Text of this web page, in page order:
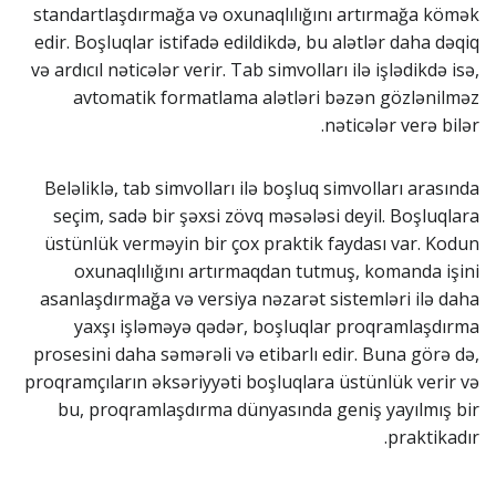
standartlaşdırmağa və oxunaqlılığını artırmağa kömək
edir. Boşluqlar istifadə edildikdə, bu alətlər daha dəqiq
və ardıcıl nəticələr verir. Tab simvolları ilə işlədikdə isə,
avtomatik formatlama alətləri bəzən gözlənilməz
nəticələr verə bilər.
Beləliklə, tab simvolları ilə boşluq simvolları arasında
seçim, sadə bir şəxsi zövq məsələsi deyil. Boşluqlara
üstünlük verməyin bir çox praktik faydası var. Kodun
oxunaqlılığını artırmaqdan tutmuş, komanda işini
asanlaşdırmağa və versiya nəzarət sistemləri ilə daha
yaxşı işləməyə qədər, boşluqlar proqramlaşdırma
prosesini daha səmərəli və etibarlı edir. Buna görə də,
proqramçıların əksəriyyəti boşluqlara üstünlük verir və
bu, proqramlaşdırma dünyasında geniş yayılmış bir
praktikadır.